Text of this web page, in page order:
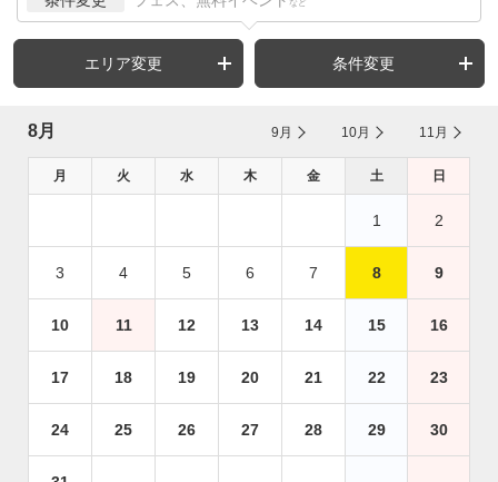
など
エリア変更 条件変更
8月 9月 10月 11月
月 火 水 木 金 土 日
1 2
3 4 5 6 7 8 9
10 11 12 13 14 15 16
17 18 19 20 21 22 23
24 25 26 27 28 29 30